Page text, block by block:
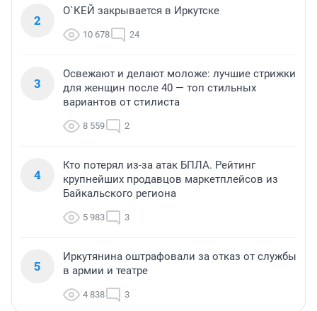
2
О`КЕЙ закрывается в Иркутске
10 678 24
3
Освежают и делают моложе: лучшие стрижки
для женщин после 40 — топ стильных
вариантов от стилиста
8 559 2
4
Кто потерял из-за атак БПЛА. Рейтинг
крупнейших продавцов маркетплейсов из
Байкальского региона
5 983 3
5
Иркутянина оштрафовали за отказ от службы
в армии и театре
4 838 3